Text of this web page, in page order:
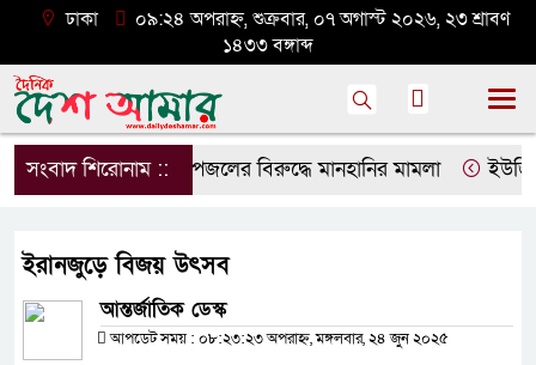
ঢাকা
০৯:২৪ অপরাহ্ন, শুক্রবার, ০৭ অগাস্ট ২০২৬, ২৩ শ্রাবণ
১৪৩৩ বঙ্গাব্দ
সংবাদ শিরোনাম ::ডিপজলের বিরুদ্ধে মানহানির মামলা
ইরানজুড়ে বিজয় উৎসব
আন্তর্জাতিক ডেস্ক
আপডেট সময় : ০৮:২৩:২৩ অপরাহ্ন, মঙ্গলবার, ২৪ জুন ২০২৫